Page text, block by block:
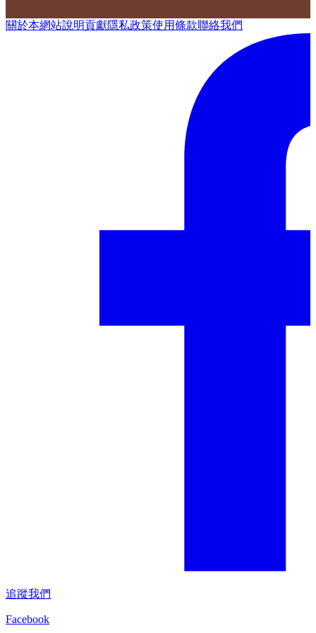
關於本網站說明貢獻隱私政策使用條款聯絡我們
追蹤我們
Facebook